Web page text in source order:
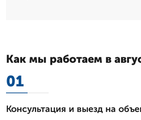
Как мы работаем в
01
Консультация и выезд на